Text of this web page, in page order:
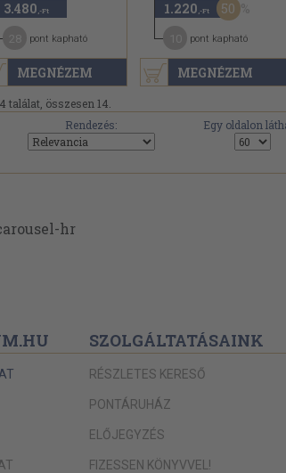
MEGNÉZEM
3.480 ,-Ft
pont kapható
MEGNÉZEM
1.220 ,-Ft 50
pont kapható
találat, összesen 14.
Rendezés:
Egy oldalon
SZOLGÁLTATÁSAINK
RÉSZLETES KERESŐ
PONTÁRUHÁZ
ELŐJEGYZÉS
FIZESSEN KÖNYVVEL!